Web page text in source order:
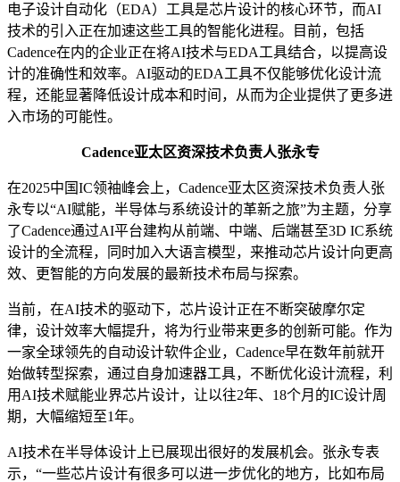
电子设计自动化（EDA）工具是芯片设计的核心环节，而AI
技术的引入正在加速这些工具的智能化进程。目前，包括
Cadence在内的企业正在将AI技术与EDA工具结合，以提高设
计的准确性和效率。AI驱动的EDA工具不仅能够优化设计流
程，还能显著降低设计成本和时间，从而为企业提供了更多进
入市场的可能性。
Cadence亚太区资深技术负责人张永专
在2025中国IC领袖峰会上，Cadence亚太区资深技术负责人张
永专以“AI赋能，半导体与系统设计的革新之旅”为主题，分享
了Cadence通过AI平台建构从前端、中端、后端甚至3D IC系统
设计的全流程，同时加入大语言模型，来推动芯片设计向更高
效、更智能的方向发展的最新技术布局与探索。
当前，在AI技术的驱动下，芯片设计正在不断突破摩尔定
律，设计效率大幅提升，将为行业带来更多的创新可能。作为
一家全球领先的自动设计软件企业，Cadence早在数年前就开
始做转型探索，通过自身加速器工具，不断优化设计流程，利
用AI技术赋能业界芯片设计，让以往2年、18个月的IC设计周
期，大幅缩短至1年。
AI技术在半导体设计上已展现出很好的发展机会。张永专表
示，“一些芯片设计有很多可以进一步优化的地方，比如布局